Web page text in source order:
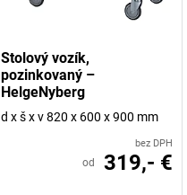
Stolový vozík,
pozinkovaný –
HelgeNyberg
d x š x v 820 x 600 x 900 mm
bez DPH
od 319,- €